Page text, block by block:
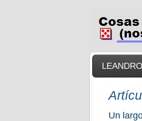
Un